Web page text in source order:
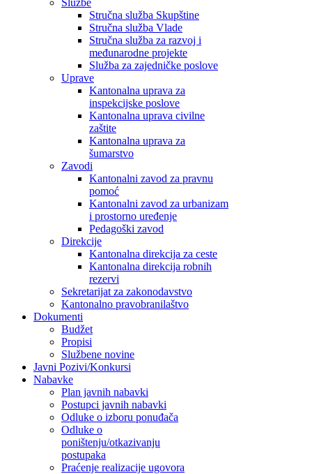
Službe
Stručna služba Skupštine
Stručna služba Vlade
Stručna služba za razvoj i
međunarodne projekte
Služba za zajedničke poslove
Uprave
Kantonalna uprava za
inspekcijske poslove
Kantonalna uprava civilne
zaštite
Kantonalna uprava za
šumarstvo
Zavodi
Kantonalni zavod za pravnu
pomoć
Kantonalni zavod za urbanizam
i prostorno uređenje
Pedagoški zavod
Direkcije
Kantonalna direkcija za ceste
Kantonalna direkcija robnih
rezervi
Sekretarijat za zakonodavstvo
Kantonalno pravobranilaštvo
Dokumenti
Budžet
Propisi
Službene novine
Javni Pozivi/Konkursi
Nabavke
Plan javnih nabavki
Postupci javnih nabavki
Odluke o izboru ponuđača
Odluke o
poništenju/otkazivanju
postupaka
Praćenje realizacije ugovora